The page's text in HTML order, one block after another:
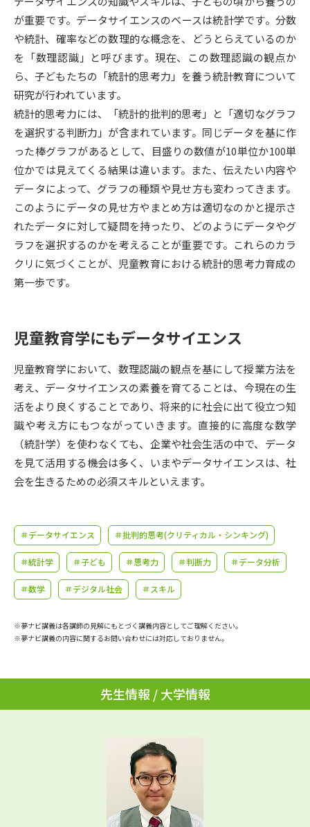
（高3生用）
（高2生用）
SELFBRAND特集ページ
オープンキャンパスなどを調べる
オープンキャンパス検索 実施プログラムから探す
来場型・Web型イベント特集 夢ナビライブ
受験準備 資料検索
志望校・出願校を調べる
先輩が入学を決めた理由 テレメール全国一斉進学調査
新生活お役立ちガイド
学問発見 学問検索
大学で学びたい学問発見
学問の教科書 夢ナビライブ
ユーザーサポート
Ｑ＆Ａ よくあるご質問 大学進学IDについて
お支払いについて
個人情報取扱規定
訂正のご案内
が重要です。データサイエンスのベースは統計学です。分数
や統計、確率などの数理的な概念を、どうとらえているのか
を「数理認識」と呼びます。現在、この数理認識の観点か
ら、子どもたちの「統計的思考力」を養う統計教育について
研究が行われています。
統計的思考力には、「統計的批判的思考」と「適切なグラフ
を選択する判断力」が含まれています。同じデータを基に作
った棒グラフがあるとして、目盛りの数値が10単位か100単
位かでは見えてくる結果は違います。また、伝えたい内容や
データによって、グラフの種類や見せ方も変わってきます。
このようにデータの見せ方やまとめ方は適切なのかと提示さ
れたデータに対して疑問を持ったり、どのようにデータやグ
ラフを選択するのかを考えることが重要です。これらのカラ
クリに気づくことが、児童教育における統計的思考力育成の
第一歩です。
児童教育学にもデータサイエンス
児童教育学において、数理認識の観点を基にして授業方法を
考え、データサイエンスの素養を育てることは、今現在の生
活をより良くすることであり、将来的に社会に出て役立つ知
識や考え方にもつながっていきます。直接的に高度な数学
（統計学）を使わなくても、企業や社会生活の中で、データ
を見て活用する機会は多く、いまやデータサイエンスは、社
会を生きるための必須スキルといえます。
＃データサイエンス ＃批判的思考(クリティカル・シンキング)
＃統計学 ＃子ども ＃思考力 ＃判断力 ＃データ分析
＃数学 ＃デジタル社会 ＃スキル
※夢ナビ講義は各講師の見解にもとづく講義内容としてご理解ください。
※夢ナビ講義の内容に関するお問い合わせには対応しておりません。
先生情報 / 大学情報